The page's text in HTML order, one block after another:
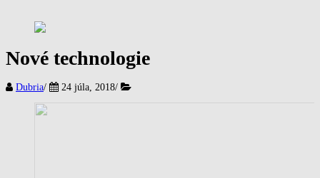
Nové technologie
Dubria/ 24 júla, 2018/